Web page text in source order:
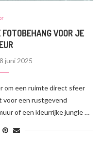
VOOR JE
juni 2025
om een ruimte direct sfeer
voor een rustgevend
of een kleurrijke jungle …